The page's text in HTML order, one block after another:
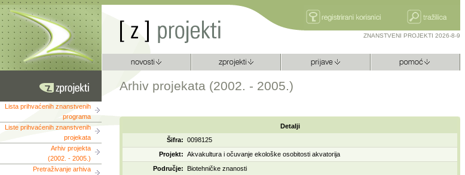
ZNANSTVENI PROJEKTI 2026-8-9
Arhiv projekata (2002. - 2005.)
Lista prihvaćenih znanstvenih
programa
Liste prihvaćenih znanstvenih
projekata
Arhiv projekta
(2002. - 2005.)
Pretraživanje arhiva
Detalji
Šifra: 0098125
Projekt: Akvakultura i očuvanje ekološke osobitosti akvatorija
Područje:
Biotehničke znanosti